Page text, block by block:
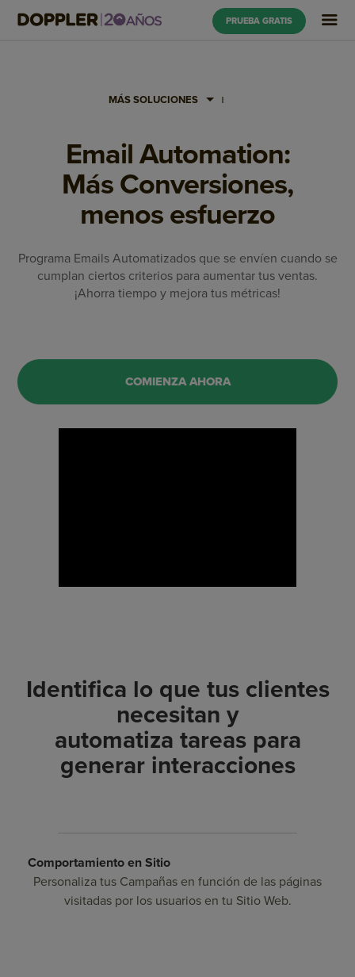
PRUEBA GRATIS
MÁS SOLUCIONES
Email Automation:
Más Conversiones,
menos esfuerzo
Programa Emails Automatizados que se envíen cuando se
cumplan ciertos criterios para aumentar tus ventas.
¡Ahorra tiempo y mejora tus métricas!
COMIENZA AHORA
Identifica lo que tus clientes
necesitan y
automatiza tareas para
generar interacciones
Comportamiento en Sitio
Personaliza tus Campañas en función de las páginas
visitadas por los usuarios en tu Sitio Web.